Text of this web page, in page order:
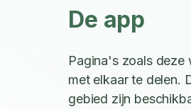
De app
Pagina's zoals deze
met elkaar te delen.
gebied zijn